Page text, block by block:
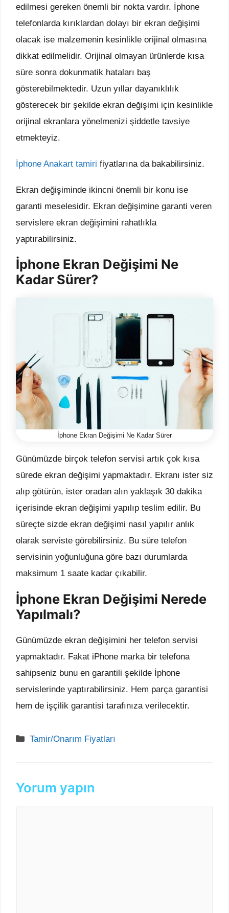
edilmesi gereken önemli bir nokta vardır. İphone
telefonlarda kırıklardan dolayı bir ekran değişimi
olacak ise malzemenin kesinlikle orijinal olmasına
dikkat edilmelidir. Orijinal olmayan ürünlerde kısa
süre sonra dokunmatik hataları baş
gösterebilmektedir. Uzun yıllar dayanıklılık
gösterecek bir şekilde ekran değişimi için kesinlikle
orijinal ekranlara yönelmenizi şiddetle tavsiye
etmekteyiz.
İphone Anakart tamiri fiyatlarına da bakabilirsiniz.
Ekran değişiminde ikincni önemli bir konu ise
garanti meselesidir. Ekran değişimine garanti veren
servislere ekran değişimini rahatlıkla
yaptırabilirsiniz.
İphone Ekran Değişimi Ne
Kadar Sürer?
İphone Ekran Değişimi Ne Kadar Sürer
Günümüzde birçok telefon servisi artık çok kısa
sürede ekran değişimi yapmaktadır. Ekranı ister siz
alıp götürün, ister oradan alın yaklaşık 30 dakika
içerisinde ekran değişimi yapılıp teslim edilir. Bu
süreçte sizde ekran değişimi nasıl yapılır anlık
olarak serviste görebilirsiniz. Bu süre telefon
servisinin yoğunluğuna göre bazı durumlarda
maksimum 1 saate kadar çıkabilir.
İphone Ekran Değişimi Nerede
Yapılmalı?
Günümüzde ekran değişimini her telefon servisi
yapmaktadır. Fakat iPhone marka bir telefona
sahipseniz bunu en garantili şekilde İphone
servislerinde yaptırabilirsiniz. Hem parça garantisi
hem de işçilik garantisi tarafınıza verilecektir.
Kategoriler
Tamir/Onarım Fiyatları
Yorum yapın